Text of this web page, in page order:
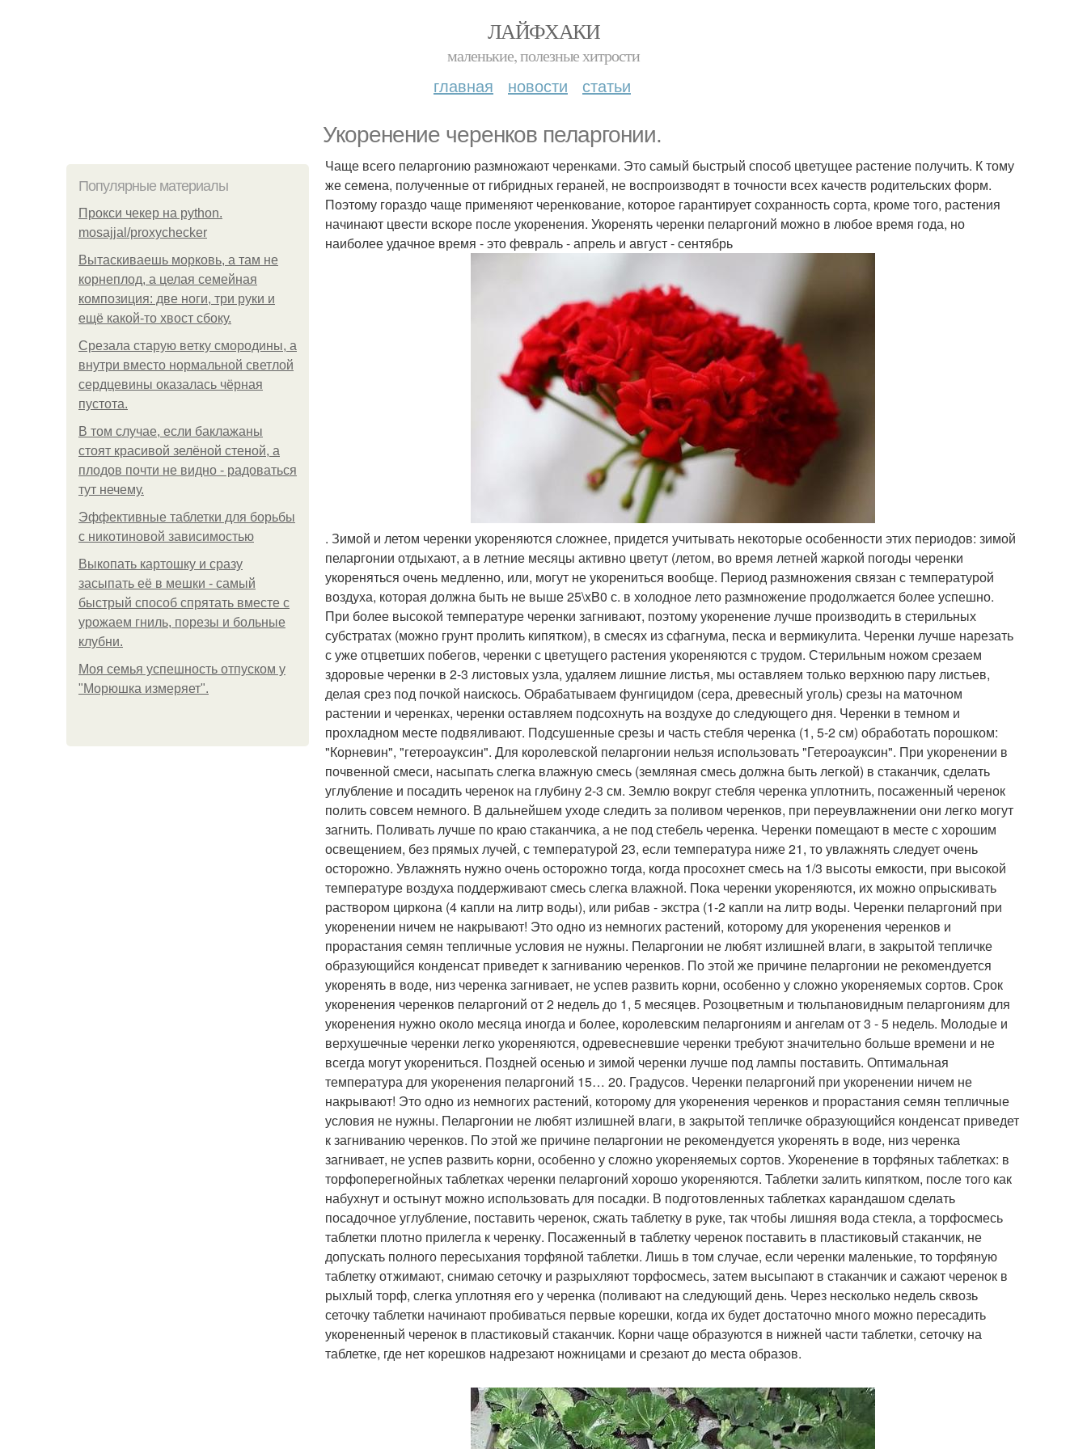
ЛАЙФХАКИ
маленькие, полезные хитрости
главная новости статьи
Укоренение черенков пеларгонии.
Популярные материалы
Прокси чекер на python.
mosajjal/proxychecker
Вытаскиваешь морковь, а там не
корнеплод, а целая семейная
композиция: две ноги, три руки и
ещё какой-то хвост сбоку.
Срезала старую ветку смородины, а
внутри вместо нормальной светлой
сердцевины оказалась чёрная
пустота.
В том случае, если баклажаны
стоят красивой зелёной стеной, а
плодов почти не видно - радоваться
тут нечему.
Эффективные таблетки для борьбы
с никотиновой зависимостью
Выкопать картошку и сразу
засыпать её в мешки - самый
быстрый способ спрятать вместе с
урожаем гниль, порезы и больные
клубни.
Моя семья успешность отпуском у
"Морюшка измеряет".
Чаще всего пеларгонию размножают черенками. Это самый быстрый способ цветущее растение получить. К тому
же семена, полученные от гибридных гераней, не воспроизводят в точности всех качеств родительских форм.
Поэтому гораздо чаще применяют черенкование, которое гарантирует сохранность сорта, кроме того, растения
начинают цвести вскоре после укоренения. Укоренять черенки пеларгоний можно в любое время года, но
наиболее удачное время - это февраль - апрель и август - сентябрь
. Зимой и летом черенки укореняются сложнее, придется учитывать некоторые особенности этих периодов: зимой
пеларгонии отдыхают, а в летние месяцы активно цветут (летом, во время летней жаркой погоды черенки
укореняться очень медленно, или, могут не укорениться вообще. Период размножения связан с температурой
воздуха, которая должна быть не выше 25\xB0 с. в холодное лето размножение продолжается более успешно.
При более высокой температуре черенки загнивают, поэтому укоренение лучше производить в стерильных
субстратах (можно грунт пролить кипятком), в смесях из сфагнума, песка и вермикулита. Черенки лучше нарезать
с уже отцветших побегов, черенки с цветущего растения укореняются с трудом. Стерильным ножом срезаем
здоровые черенки в 2-3 листовых узла, удаляем лишние листья, мы оставляем только верхнюю пару листьев,
делая срез под почкой наискось. Обрабатываем фунгицидом (сера, древесный уголь) срезы на маточном
растении и черенках, черенки оставляем подсохнуть на воздухе до следующего дня. Черенки в темном и
прохладном месте подвяливают. Подсушенные срезы и часть стебля черенка (1, 5-2 см) обработать порошком:
"Корневин", "гетероауксин". Для королевской пеларгонии нельзя использовать "Гетероауксин". При укоренении в
почвенной смеси, насыпать слегка влажную смесь (земляная смесь должна быть легкой) в стаканчик, сделать
углубление и посадить черенок на глубину 2-3 см. Землю вокруг стебля черенка уплотнить, посаженный черенок
полить совсем немного. В дальнейшем уходе следить за поливом черенков, при переувлажнении они легко могут
загнить. Поливать лучше по краю стаканчика, а не под стебель черенка. Черенки помещают в месте с хорошим
освещением, без прямых лучей, с температурой 23, если температура ниже 21, то увлажнять следует очень
осторожно. Увлажнять нужно очень осторожно тогда, когда просохнет смесь на 1/3 высоты емкости, при высокой
температуре воздуха поддерживают смесь слегка влажной. Пока черенки укореняются, их можно опрыскивать
раствором циркона (4 капли на литр воды), или рибав - экстра (1-2 капли на литр воды. Черенки пеларгоний при
укоренении ничем не накрывают! Это одно из немногих растений, которому для укоренения черенков и
прорастания семян тепличные условия не нужны. Пеларгонии не любят излишней влаги, в закрытой тепличке
образующийся конденсат приведет к загниванию черенков. По этой же причине пеларгонии не рекомендуется
укоренять в воде, низ черенка загнивает, не успев развить корни, особенно у сложно укореняемых сортов. Срок
укоренения черенков пеларгоний от 2 недель до 1, 5 месяцев. Розоцветным и тюльпановидным пеларгониям для
укоренения нужно около месяца иногда и более, королевским пеларгониям и ангелам от 3 - 5 недель. Молодые и
верхушечные черенки легко укореняются, одревесневшие черенки требуют значительно больше времени и не
всегда могут укорениться. Поздней осенью и зимой черенки лучше под лампы поставить. Оптимальная
температура для укоренения пеларгоний 15… 20. Градусов. Черенки пеларгоний при укоренении ничем не
накрывают! Это одно из немногих растений, которому для укоренения черенков и прорастания семян тепличные
условия не нужны. Пеларгонии не любят излишней влаги, в закрытой тепличке образующийся конденсат приведет
к загниванию черенков. По этой же причине пеларгонии не рекомендуется укоренять в воде, низ черенка
загнивает, не успев развить корни, особенно у сложно укореняемых сортов. Укоренение в торфяных таблетках: в
торфоперегнойных таблетках черенки пеларгоний хорошо укореняются. Таблетки залить кипятком, после того как
набухнут и остынут можно использовать для посадки. В подготовленных таблетках карандашом сделать
посадочное углубление, поставить черенок, сжать таблетку в руке, так чтобы лишняя вода стекла, а торфосмесь
таблетки плотно прилегла к черенку. Посаженный в таблетку черенок поставить в пластиковый стаканчик, не
допускать полного пересыхания торфяной таблетки. Лишь в том случае, если черенки маленькие, то торфяную
таблетку отжимают, снимаю сеточку и разрыхляют торфосмесь, затем высыпают в стаканчик и сажают черенок в
рыхлый торф, слегка уплотняя его у черенка (поливают на следующий день. Через несколько недель сквозь
сеточку таблетки начинают пробиваться первые корешки, когда их будет достаточно много можно пересадить
укорененный черенок в пластиковый стаканчик. Корни чаще образуются в нижней части таблетки, сеточку на
таблетке, где нет корешков надрезают ножницами и срезают до места образов.